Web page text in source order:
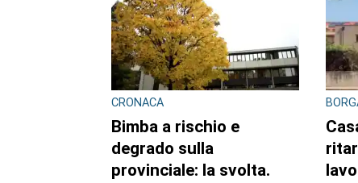
CRONACA
Bimba a rischio e
degrado sulla
provinciale: la svolta.